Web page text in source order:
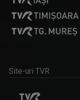
Site-uri TVR